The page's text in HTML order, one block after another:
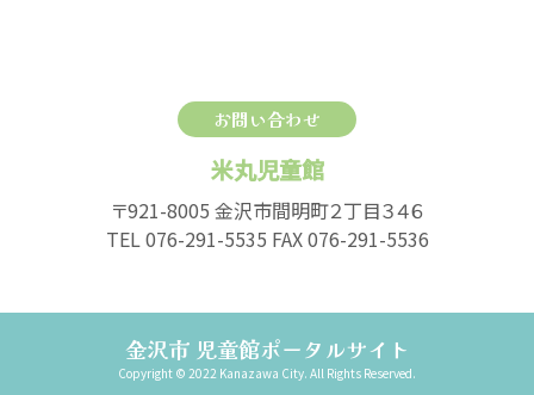
お問い合わせ
米丸児童館
〒921-8005 金沢市間明町２丁目３４６
TEL 076-291-5535 FAX 076-291-5536
金沢市 児童館ポータルサイト
Copyright © 2022 Kanazawa City. All Rights Reserved.